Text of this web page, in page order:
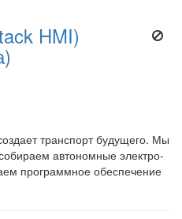
HMI)
транспорт будущего. Мы
автономные электро-
программное обеспечение